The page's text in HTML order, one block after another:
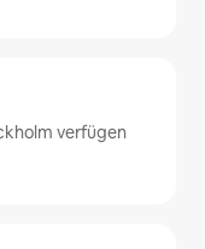
verfügen